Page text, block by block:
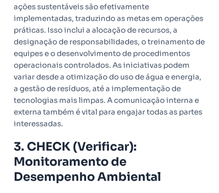
ações sustentáveis são efetivamente
implementadas, traduzindo as metas em operações
práticas. Isso inclui a alocação de recursos, a
designação de responsabilidades, o treinamento de
equipes e o desenvolvimento de procedimentos
operacionais controlados. As iniciativas podem
variar desde a otimização do uso de água e energia,
a gestão de resíduos, até a implementação de
tecnologias mais limpas. A comunicação interna e
externa também é vital para engajar todas as partes
interessadas.
3. CHECK (Verificar):
Monitoramento de
Desempenho Ambiental